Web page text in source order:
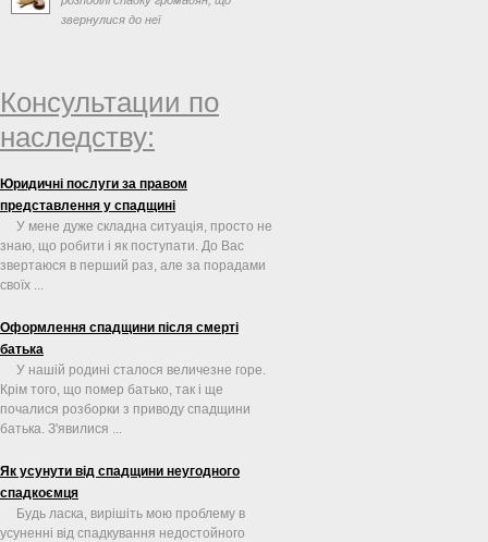
звернулися до неї
Консультации по
наследству:
Юридичні послуги за правом
представлення у спадщині
У мене дуже складна ситуація, просто не
знаю, що робити і як поступати. До Вас
звертаюся в перший раз, але за порадами
своїх ...
Оформлення спадщини після смерті
батька
У нашій родині сталося величезне горе.
Крім того, що помер батько, так і ще
почалися розборки з приводу спадщини
батька. З'явилися ...
Як усунути від спадщини неугодного
спадкоємця
Будь ласка, вирішіть мою проблему в
усуненні від спадкування недостойного